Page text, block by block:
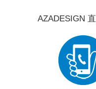
AZADESIGN